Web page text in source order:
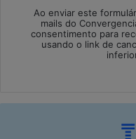
Ao enviar este
mails do
consentimento para
usando o link de